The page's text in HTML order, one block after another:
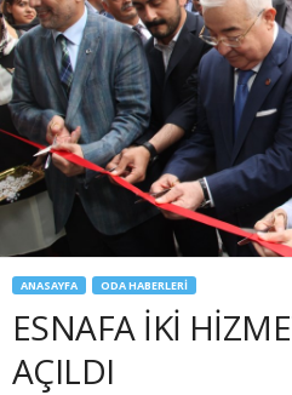
ANASAYFA ODA HABERLERİ
ESNAFA İKİ
AÇILDI